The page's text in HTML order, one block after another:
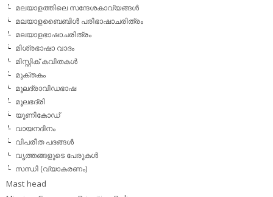
മലയാളത്തിലെ സന്ദേശകാവ്യങ്ങള്‍
മലയാളബൈബിള്‍ പരിഭാഷാചരിത്രം
മലയാളഭാഷാചരിത്രം
മിശ്രഭാഷാ വാദം
മിസ്റ്റിക് കവിതകള്‍
മുക്തകം
മൂലദ്രാവിഡഭാഷ
മൂലഭദ്രി
യൂണികോഡ്
വായനദിനം
വിപരീത പദങ്ങള്‍
വൃത്തങ്ങളുടെ പേരുകള്‍
സന്ധി (വ്യാകരണം)
Mast head